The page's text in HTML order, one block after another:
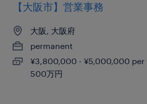
【大阪市】営業事務
大阪, 大阪府
permanent
¥3,800,000 - ¥5,000,000 per
500万円